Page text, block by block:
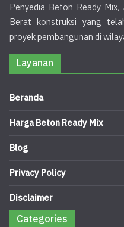
Penyedia Beton Ready
Berat konstruksi yang
proyek pembangunan di
Layanan
Beranda
Harga Beton Ready Mix
Blog
Privacy Policy
Disclaimer
Categories